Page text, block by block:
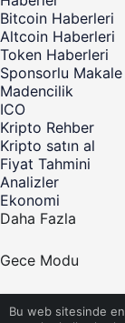
Bu web sitesinde en
Bitcoin Haberleri
Altcoin Haberleri
Token Haberleri
Sponsorlu Makale
Madencilik
ICO
Kripto Rehber
Kripto satın al
Fiyat Tahmini
Analizler
Ekonomi
Daha Fazla
Gece Modu
©Telif Hakkı